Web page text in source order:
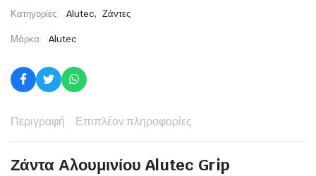
Κατηγορίες: Alutec, Ζάντες
Μάρκα: Alutec
Περιγραφή Επιπλέον πληροφορίες
Ζάντα Αλουμινίου Alutec Grip